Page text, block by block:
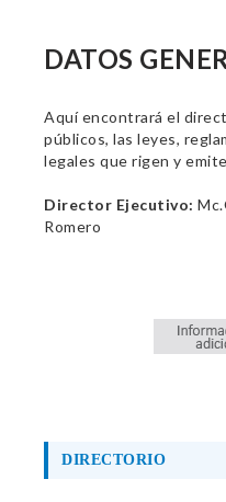
DATOS
Aquí encontrará el
públicos, las leyes,
legales que rigen y
Director Ejecutivo:
Romero
DIRECTORIO